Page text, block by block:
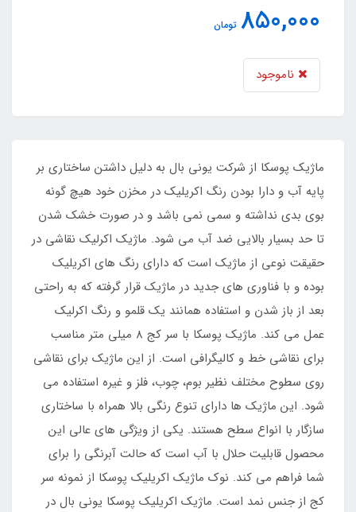
850,000 تومان
ناموجود
ماژیک پوسکا از شرکت یونی بال به دلیل داشتن ساختاری بر
پایه آب و دارا بودن رنگ اکریلیک در مخزن خود هیچ گونه
بوی بدی نداشته و سمی نمی باشد و در صورت خشک شدن
تا حد بسیار بالایی ضد آب می شود. ماژیک اکرلیک نقاشی در
حقیقت نوعی از ماژیک است که دارای رنگ های اکریلیک
بوده و با فناوری های جدید در ماژیک قرار گرفته که به راحتی
بعد از باز شدن و استفاده همانند یک قلمو و رنگ اکرلیک
عمل می کند. ماژیک پوسکا با سر کج 8 میلی متر مناسب
برای نقاشی خط و کالیگرافی است. از این ماژیک برای نقاشی
روی سطوح مختلف نظیر بوم، چوب، فلز و غیره استفاده می
شود. این ماژیک ها دارای تنوع رنگی بالا همراه با ساختاری
سازگار با انواع سطح هستند. یکی از ویژگی های عالی این
محصول قابلیت حلال با آب است که حالت آبرنگی را برای
شما فراهم می کند. نوک ماژیک اکریلیک پوسکا از نمونه سر
کج از جنس نمد است. ماژیک اکریلیک پوسکا یونی بال در